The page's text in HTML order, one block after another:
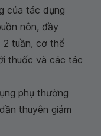
của tác dụng
nôn, đầy
2 tuần, cơ thể
thuốc và các tác
phụ thường
thuyên giảm